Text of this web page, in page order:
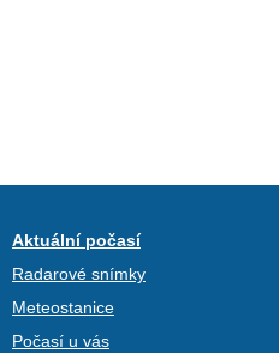
Aktuální počasí
Radarové snímky
Meteostanice
Počasí u vás